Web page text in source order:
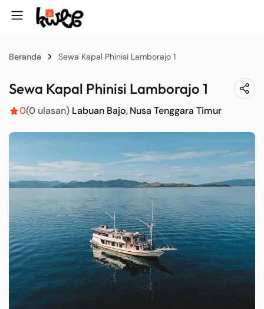
Beranda Sewa Kapal Phinisi Lamborajo 1
Sewa Kapal Phinisi Lamborajo 1
0(0 ulasan) Labuan Bajo Nusa Tenggara Timur